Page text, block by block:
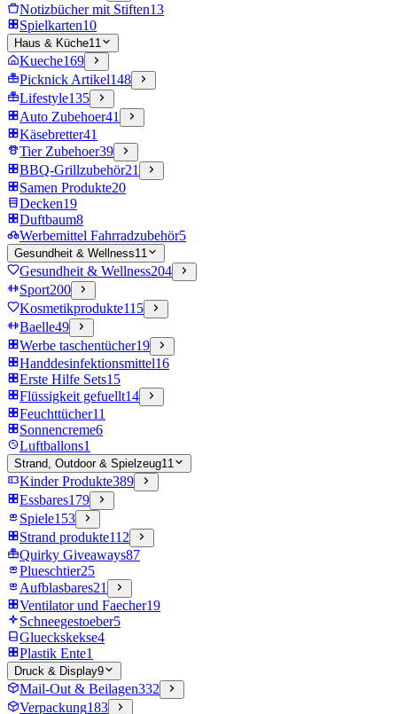
Notizbücher mit Stiften13
Spielkarten10
Haus & Küche11
Kueche169
Picknick Artikel148
Lifestyle135
Auto Zubehoer41
Käsebretter41
Tier Zubehoer39
BBQ-Grillzubehör21
Samen Produkte20
Decken19
Duftbaum8
Werbemittel Fahrradzubehör5
Gesundheit & Wellness11
Gesundheit & Wellness204
Sport200
Kosmetikprodukte115
Baelle49
Werbe taschentücher19
Handdesinfektionsmittel16
Erste Hilfe Sets15
Flüssigkeit gefuellt14
Feuchttücher11
Sonnencreme6
Luftballons1
Strand, Outdoor & Spielzeug11
Kinder Produkte389
Essbares179
Spiele153
Strand produkte112
Quirky Giveaways87
Plueschtier25
Aufblasbares21
Ventilator und Faecher19
Schneegestoeber5
Glueckskekse4
Plastik Ente1
Druck & Display9
Mail-Out & Beilagen332
Verpackung183